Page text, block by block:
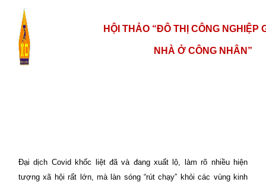
HỘI THẢO “ĐÔ THỊ CÔNG NGHIỆP
NHÀ Ở CÔNG NHÂN”
Đại dịch Covid khốc liệt đã và đang xuất lộ, làm rõ nhiều hiện
tượng xã hội rất lớn, mà làn sóng “rút chạy” khỏi các vùng kinh